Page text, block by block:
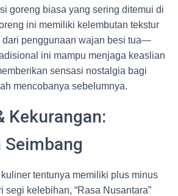
goreng biasa yang sering ditemui di
ini memiliki kelembutan tekstur
dari penggunaan wajan besi tua—
ini mampu menjaga keaslian
sensasi nostalgia bagi
mencobanya sebelumnya.
Kekurangan:
Seimbang
tentunya memiliki plus minus
segi kelebihan, “Rasa Nusantara”